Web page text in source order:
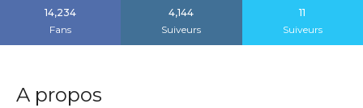
14,234
Fans
4,144
Suiveurs
11
Suiveurs
A propos